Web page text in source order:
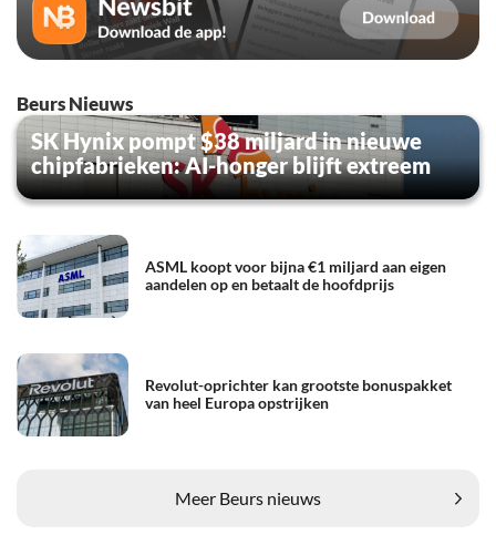
Beurs Nieuws
SK Hynix pompt $38 miljard in nieuwe
chipfabrieken: AI-honger blijft extreem
ASML koopt voor bijna €1 miljard aan eigen
aandelen op en betaalt de hoofdprijs
Revolut-oprichter kan grootste bonuspakket
van heel Europa opstrijken
Meer Beurs nieuws